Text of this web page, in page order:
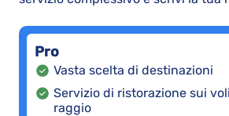
Pro
Vasta scelta di destinazioni
Servizio di ristorazione sui
raggio